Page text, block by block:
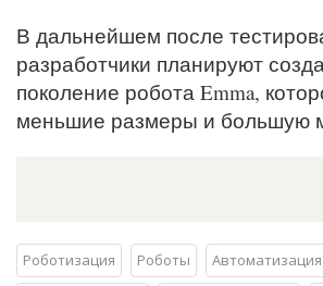
В дальнейшем после
разработчики планируют
поколение робота Emma,
меньшие размеры и большую
Роботизация Роботы